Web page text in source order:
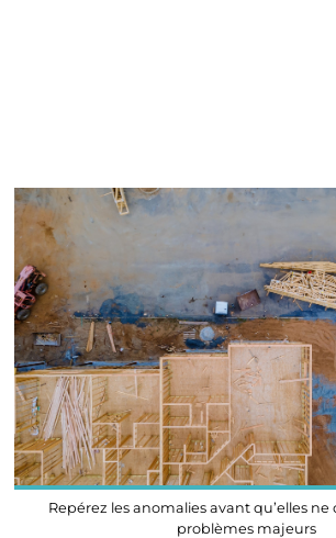
Repérez les anomalies avant qu’elles
problèmes majeurs